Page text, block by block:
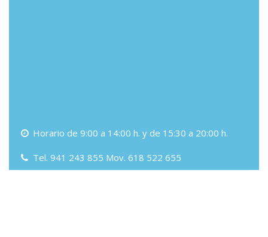
Horario de 9:00 a 14:00 h. y de 15:30 a 20:00 h.
Tel. 941 243 855 Mov. 618 522 655